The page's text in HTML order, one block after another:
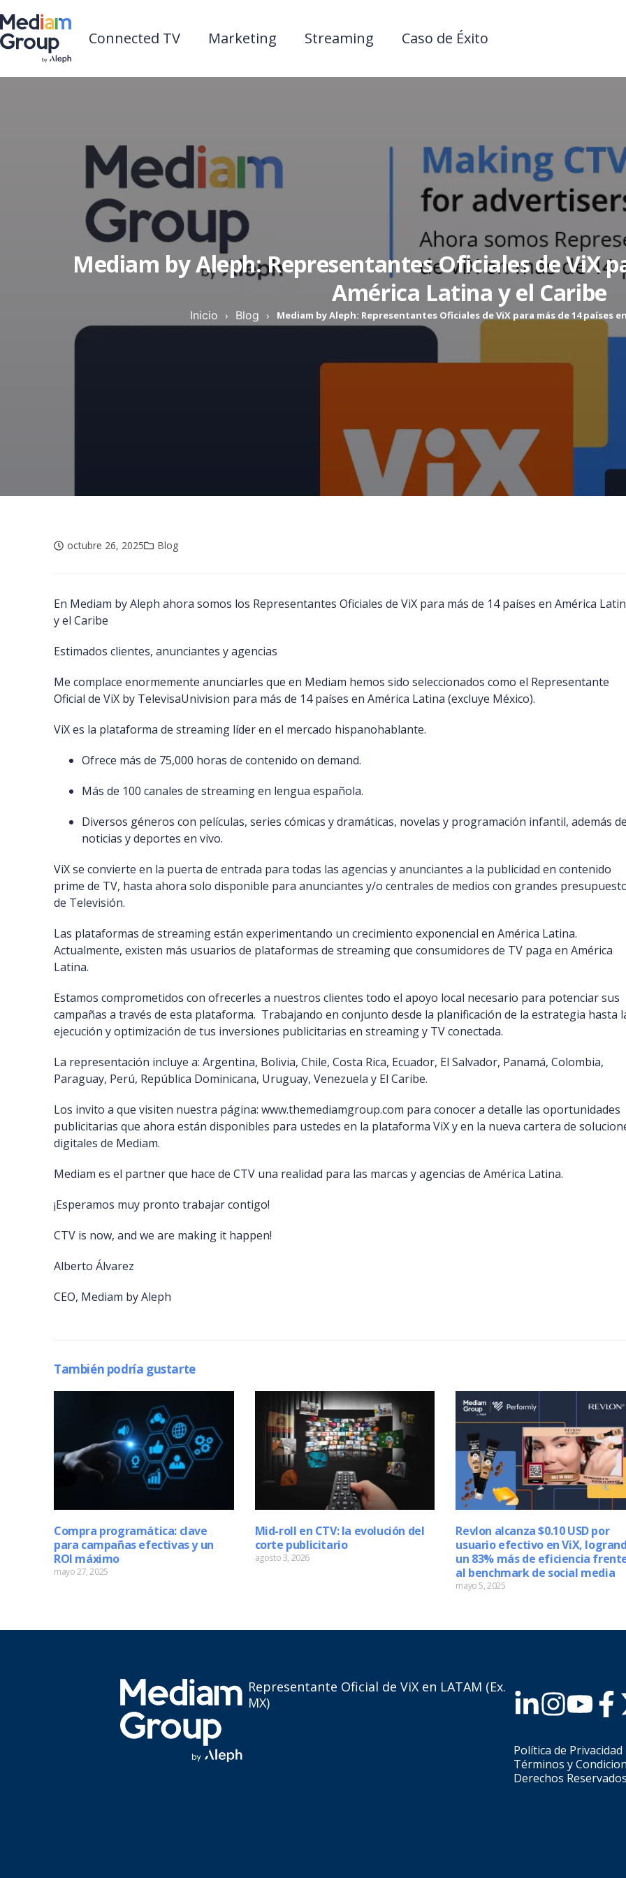
Connected TV Marketing Streaming Caso de Éxito
Mediam by Aleph: Representantes Oficiales de ViX
América Latina y el Caribe
Inicio › Blog › Mediam by Aleph: Representantes Oficiales de ViX para más de 14 países
octubre 26, 2025 Blog
En Mediam by Aleph ahora somos los Representantes Oficiales de ViX para más de 14 países en América
y el Caribe
Estimados clientes, anunciantes y agencias
Me complace enormemente anunciarles que en Mediam hemos sido seleccionados como el Representante
Oficial de ViX by TelevisaUnivision para más de 14 países en América Latina (excluye México).
ViX es la plataforma de streaming líder en el mercado hispanohablante.
Ofrece más de 75,000 horas de contenido on demand.
Más de 100 canales de streaming en lengua española.
Diversos géneros con películas, series cómicas y dramáticas, novelas y programación infantil, además
noticias y deportes en vivo.
ViX se convierte en la puerta de entrada para todas las agencias y anunciantes a la publicidad en contenido
prime de TV, hasta ahora solo disponible para anunciantes y/o centrales de medios con grandes
de Televisión.
Las plataformas de streaming están experimentando un crecimiento exponencial en América Latina.
Actualmente, existen más usuarios de plataformas de streaming que consumidores de TV paga en América
Latina.
Estamos comprometidos con ofrecerles a nuestros clientes todo el apoyo local necesario para potenciar sus
campañas a través de esta plataforma. Trabajando en conjunto desde la planificación de la estrategia hasta
ejecución y optimización de tus inversiones publicitarias en streaming y TV conectada.
La representación incluye a: Argentina, Bolivia, Chile, Costa Rica, Ecuador, El Salvador, Panamá, Colombia,
Paraguay, Perú, República Dominicana, Uruguay, Venezuela y El Caribe.
Los invito a que visiten nuestra página: www.themediamgroup.com para conocer a detalle las oportunidades
publicitarias que ahora están disponibles para ustedes en la plataforma ViX y en la nueva cartera de
digitales de Mediam.
Mediam es el partner que hace de CTV una realidad para las marcas y agencias de América Latina.
¡Esperamos muy pronto trabajar contigo!
CTV is now, and we are making it happen!
Alberto Álvarez
CEO, Mediam by Aleph
También podría gustarte
Compra programática: clave
para campañas efectivas y un
ROI máximo
mayo 27, 2025
Mid-roll en CTV: la evolución del
corte publicitario
agosto 3, 2026
Revlon alcanza $0.10 USD por
usuario efectivo en ViX,
un 83% más de eficiencia
al benchmark de social media
mayo 5, 2025
Representante Oficial de ViX en LATAM (Ex.
MX)
Política de Privacidad
Términos y
Derechos